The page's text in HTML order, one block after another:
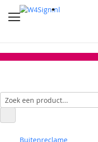
Buitenreclame